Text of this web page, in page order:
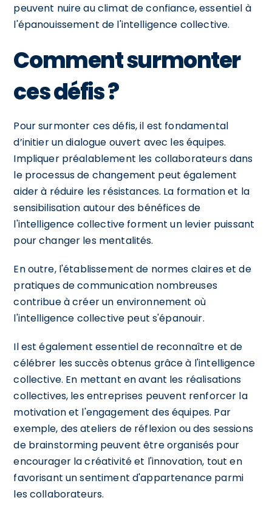
peuvent nuire au climat de confiance, essentiel à
l'épanouissement de l'intelligence collective.
Comment surmonter
ces défis ?
Pour surmonter ces défis, il est fondamental
d’initier un dialogue ouvert avec les équipes.
Impliquer préalablement les collaborateurs dans
le processus de changement peut également
aider à réduire les résistances. La formation et la
sensibilisation autour des bénéfices de
l'intelligence collective forment un levier puissant
pour changer les mentalités.
En outre, l'établissement de normes claires et de
pratiques de communication nombreuses
contribue à créer un environnement où
l'intelligence collective peut s'épanouir.
Il est également essentiel de reconnaître et de
célébrer les succès obtenus grâce à l'intelligence
collective. En mettant en avant les réalisations
collectives, les entreprises peuvent renforcer la
motivation et l'engagement des équipes. Par
exemple, des ateliers de réflexion ou des sessions
de brainstorming peuvent être organisés pour
encourager la créativité et l'innovation, tout en
favorisant un sentiment d'appartenance parmi
les collaborateurs.